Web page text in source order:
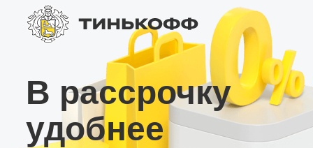
пользователей. Эта магнитола идеально
подходит для максимальной настройки под
индивидуальные требования, обеспечивая
качественный, быстро адаптируемый
интерфейс на базе Android.
В рассрочку
удобнее